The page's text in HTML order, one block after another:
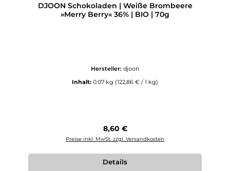
DJOON Schokoladen | Weiße Brombeere
»Merry Berry« 36% | BIO | 70g
Hersteller: djoon
Inhalt: 0.07 kg (122,86 € / 1 kg)
Regulärer Preis:
8,60 €
Preise inkl. MwSt. zzgl. Versandkosten
Details